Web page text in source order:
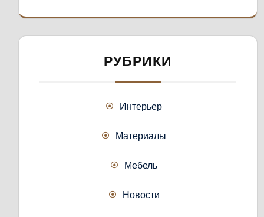
РУБРИКИ
Интерьер
Материалы
Мебель
Новости